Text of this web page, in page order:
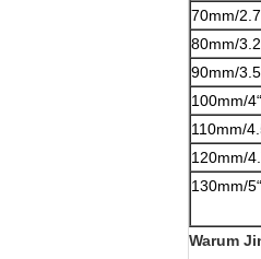
70mm/
80mm/
90mm/
100mm/4“
110mm/
120mm/
130mm/5“
Warum